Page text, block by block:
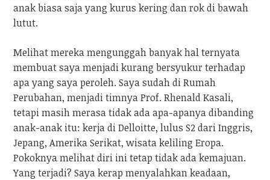
anak biasa saja yang kurus kering dan rok di bawah
lutut.
Melihat mereka mengunggah banyak hal ternyata
membuat saya menjadi kurang bersyukur terhadap
apa yang saya peroleh. Saya sudah di Rumah
Perubahan, menjadi timnya Prof. Rhenald Kasali,
tetapi masih merasa tidak ada apa-apanya dibanding
anak-anak itu: kerja di Delloitte, lulus S2 dari Inggris,
Jepang, Amerika Serikat, wisata keliling Eropa.
Pokoknya melihat diri ini tetap tidak ada kemajuan.
Yang terjadi? Saya kerap menyalahkan keadaan,